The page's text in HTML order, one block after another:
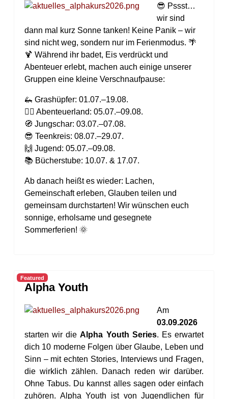
😎 Pssst…
wir sind
dann mal kurz Sonne tanken! Keine Panik – wir
sind nicht weg, sondern nur im Ferienmodus. 🌴
🍹 Während ihr badet, Eis verdrückt und
Abenteuer erlebt, machen auch einige unserer
Gruppen eine kleine Verschnaufpause:
🦗 Grashüpfer: 01.07.–19.08.
🏴‍☠️ Abenteuerland: 05.07.–09.08.
🧭 Jungschar: 03.07.–07.08.
😎 Teenkreis: 08.07.–29.07.
🙌 Jugend: 05.07.–09.08.
📚 Bücherstube: 10.07. & 17.07.
Ab danach heißt es wieder: Lachen,
Gemeinschaft erleben, Glauben teilen und
gemeinsam durchstarten! Wir wünschen euch
sonnige, erholsame und gesegnete
Sommerferien! 🌞
Featured
Alpha Youth
Am
03.09.2026
starten wir dieAlpha Youth Series. Es erwartet
dich 10 moderne Folgen über Glaube, Leben und
Sinn – mit echten Stories, Interviews und Fragen,
die wirklich zählen. Danach reden wir darüber.
Ohne Tabus. Du kannst alles sagen oder einfach
zuhören. Alpha Youth ist von Jugendlichen für